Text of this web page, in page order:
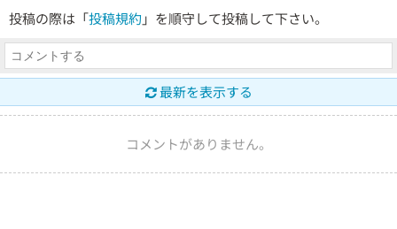
投稿の際は「投稿規約 」を順守して投稿して下さい。
最新を表示する
コメントがありません。